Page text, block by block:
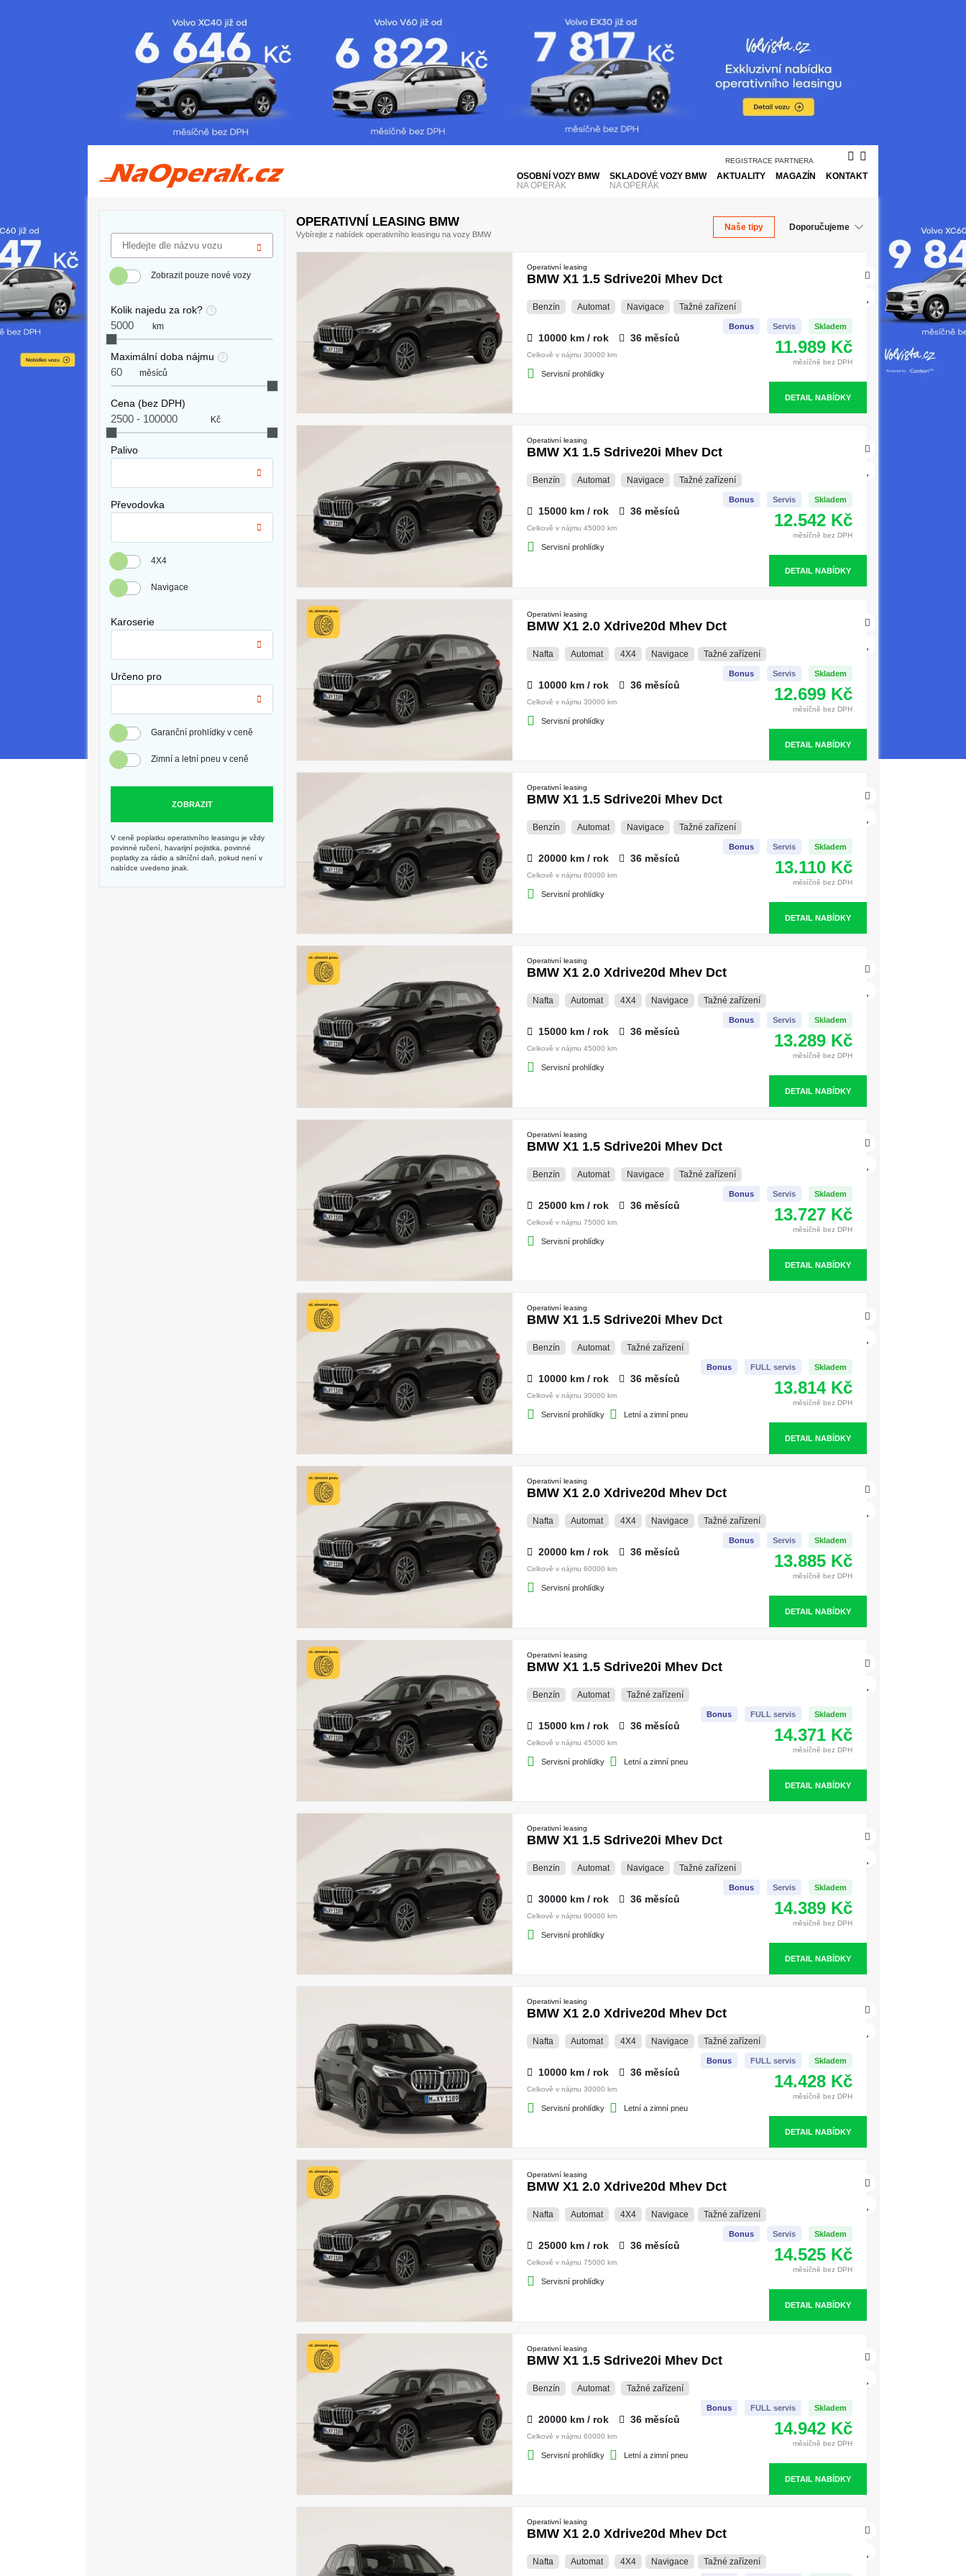
Operativní leasing BMW skladem - přehled a srovnávač operativních
leasingů auto na operák
OSOBNÍ VOZY BMW
NA OPERÁK
SKLADOVÉ VOZY BMW
NA OPERÁK
AKTUALITY MAGAZÍN KONTAKT
REGISTRACE PARTNERA
Zobrazit pouze nové vozy
Kolik najedu za rok?
km
Maximální doba nájmu
měsíců
Cena (bez DPH)
Kč
Palivo
Převodovka
4X4
Navigace
Karoserie
Určeno pro
Garanční prohlídky v ceně
Zimní a letní pneu v ceně
ZOBRAZIT
V ceně poplatku operativního leasingu je vždy
povinné ručení, havarijní pojistka, povinné
poplatky za rádio a silníční daň, pokud není v
nabídce uvedeno jinak.
OPERATIVNÍ LEASING BMW
Vybírejte z nabídek operativního leasingu na vozy BMW
Naše tipy
Operativní leasing
BMW X1 1.5 Sdrive20i Mhev Dct
Benzín Automat Navigace Tažné zařízení
10000 km / rok 36 měsíců
Celkově v nájmu 30000 km
Servisní prohlídky
Skladem
Servis
Bonus
11.989 Kč
měsíčně bez DPH
DETAIL NABÍDKY
Operativní leasing
BMW X1 1.5 Sdrive20i Mhev Dct
Benzín Automat Navigace Tažné zařízení
15000 km / rok 36 měsíců
Celkově v nájmu 45000 km
Servisní prohlídky
Skladem
Servis
Bonus
12.542 Kč
měsíčně bez DPH
DETAIL NABÍDKY
Operativní leasing
BMW X1 2.0 Xdrive20d Mhev Dct
Nafta Automat 4X4 Navigace Tažné zařízení
10000 km / rok 36 měsíců
Celkově v nájmu 30000 km
Servisní prohlídky
Skladem
Servis
Bonus
12.699 Kč
měsíčně bez DPH
DETAIL NABÍDKY
Operativní leasing
BMW X1 1.5 Sdrive20i Mhev Dct
Benzín Automat Navigace Tažné zařízení
20000 km / rok 36 měsíců
Celkově v nájmu 60000 km
Servisní prohlídky
Skladem
Servis
Bonus
13.110 Kč
měsíčně bez DPH
DETAIL NABÍDKY
Operativní leasing
BMW X1 2.0 Xdrive20d Mhev Dct
Nafta Automat 4X4 Navigace Tažné zařízení
15000 km / rok 36 měsíců
Celkově v nájmu 45000 km
Servisní prohlídky
Skladem
Servis
Bonus
13.289 Kč
měsíčně bez DPH
DETAIL NABÍDKY
Operativní leasing
BMW X1 1.5 Sdrive20i Mhev Dct
Benzín Automat Navigace Tažné zařízení
25000 km / rok 36 měsíců
Celkově v nájmu 75000 km
Servisní prohlídky
Skladem
Servis
Bonus
13.727 Kč
měsíčně bez DPH
DETAIL NABÍDKY
Operativní leasing
BMW X1 1.5 Sdrive20i Mhev Dct
Benzín Automat Tažné zařízení
10000 km / rok 36 měsíců
Celkově v nájmu 30000 km
Servisní prohlídky Letní a zimní pneu
Skladem
FULL servis
Bonus
13.814 Kč
měsíčně bez DPH
DETAIL NABÍDKY
Operativní leasing
BMW X1 2.0 Xdrive20d Mhev Dct
Nafta Automat 4X4 Navigace Tažné zařízení
20000 km / rok 36 měsíců
Celkově v nájmu 60000 km
Servisní prohlídky
Skladem
Servis
Bonus
13.885 Kč
měsíčně bez DPH
DETAIL NABÍDKY
Operativní leasing
BMW X1 1.5 Sdrive20i Mhev Dct
Benzín Automat Tažné zařízení
15000 km / rok 36 měsíců
Celkově v nájmu 45000 km
Servisní prohlídky Letní a zimní pneu
Skladem
FULL servis
Bonus
14.371 Kč
měsíčně bez DPH
DETAIL NABÍDKY
Operativní leasing
BMW X1 1.5 Sdrive20i Mhev Dct
Benzín Automat Navigace Tažné zařízení
30000 km / rok 36 měsíců
Celkově v nájmu 90000 km
Servisní prohlídky
Skladem
Servis
Bonus
14.389 Kč
měsíčně bez DPH
DETAIL NABÍDKY
Operativní leasing
BMW X1 2.0 Xdrive20d Mhev Dct
Nafta Automat 4X4 Navigace Tažné zařízení
10000 km / rok 36 měsíců
Celkově v nájmu 30000 km
Servisní prohlídky Letní a zimní pneu
Skladem
FULL servis
Bonus
14.428 Kč
měsíčně bez DPH
DETAIL NABÍDKY
Operativní leasing
BMW X1 2.0 Xdrive20d Mhev Dct
Nafta Automat 4X4 Navigace Tažné zařízení
25000 km / rok 36 měsíců
Celkově v nájmu 75000 km
Servisní prohlídky
Skladem
Servis
Bonus
14.525 Kč
měsíčně bez DPH
DETAIL NABÍDKY
Operativní leasing
BMW X1 1.5 Sdrive20i Mhev Dct
Benzín Automat Tažné zařízení
20000 km / rok 36 měsíců
Celkově v nájmu 60000 km
Servisní prohlídky Letní a zimní pneu
Skladem
FULL servis
Bonus
14.942 Kč
měsíčně bez DPH
DETAIL NABÍDKY
Operativní leasing
BMW X1 2.0 Xdrive20d Mhev Dct
Nafta Automat 4X4 Navigace Tažné zařízení